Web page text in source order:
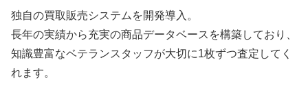
独自の買取販売システムを開発導入。
長年の実績から充実の商品データベースを構築しており、
知識豊富なベテランスタッフが大切に1枚ずつ査定してく
れます。